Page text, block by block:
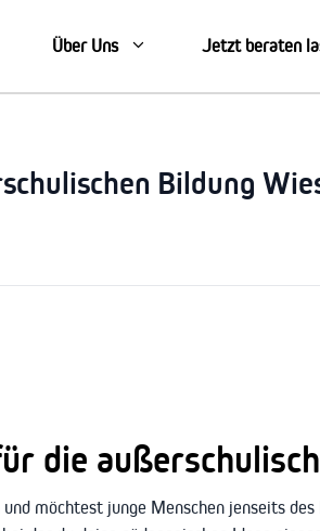
Über Uns Jetzt beraten
Bildung
die
möchtest junge Menschen jenseits